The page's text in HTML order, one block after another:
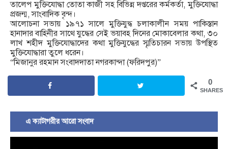
তালেপ মুক্তিযোদ্ধা তোতা কাজী সহ বিভিন্ন দপ্তরের কর্মকর্তা, মুক্তিযোদ্ধা
প্রজন্ম, সাংবাদিক বৃন্দ।
আলোচনা সভায় ১৯৭১ সালে মুক্তিযুদ্ধ চলাকালীন সময় পাকিস্তান
হানাদার বাহিনীর সাথে যুদ্ধের সেই ভয়াবহ দিনের মোকাবেলার কথা, ৩০
লাখ শহীদ মুক্তিযোদ্ধাদের কথা মুক্তিযুদ্ধের স্মৃতিচারন সভায় উপস্থিত
মুক্তিযোদ্ধারা তুলে ধরেন।
“মিজানুর রহমান সংবাদদাতা নগরকান্দা (ফরিদপুর)”
0
SHARES
এ ক্যাটাগরীর আরো সংবাদ